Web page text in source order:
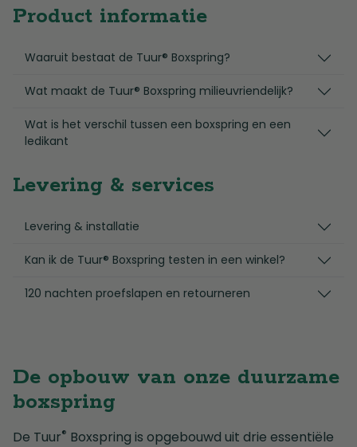
Product informatie
Waaruit bestaat de Tuur® Boxspring?
Wat maakt de Tuur® Boxspring milieuvriendelijk?
Wat is het verschil tussen een boxspring en een
ledikant
Levering & services
Levering & installatie
Kan ik de Tuur® Boxspring testen in een winkel?
120 nachten proefslapen en retourneren
De opbouw van onze duurzame
boxspring
De Tuur® Boxspring is opgebouwd uit drie essentiële